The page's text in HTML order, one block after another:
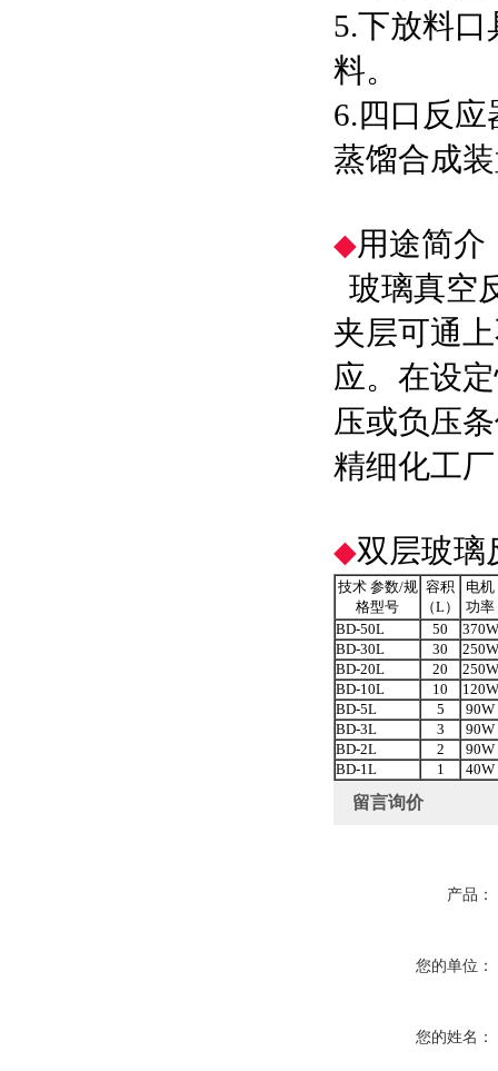
5.下放料
料。
6.四口反
蒸馏合成
◆用途简介
玻璃真空
夹层可通
应。在设
压或负压
精细化工
◆双层玻璃
技术 参数/规
格型号
容积
（L）
电机
功率
BD-50L
50
370W
BD-30L
30
250W
BD-20L
20
250W
BD-10L
10
120W
BD-5L
5
90W
BD-3L
3
90W
BD-2L
2
90W
BD-1L
1 40W
留言询价
产品：
您的单位：
您的姓名：